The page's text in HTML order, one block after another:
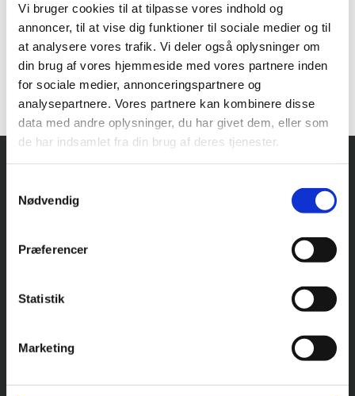
Vi bruger cookies til at tilpasse vores indhold og
annoncer, til at vise dig funktioner til sociale medier og til
at analysere vores trafik. Vi deler også oplysninger om
din brug af vores hjemmeside med vores partnere inden
for sociale medier, annonceringspartnere og
analysepartnere. Vores partnere kan kombinere disse
data med andre oplysninger, du har givet dem, eller som
de har indsamlet fra din brug af deres tjenester.
Nødvendig
Præferencer
Statistik
Marketing